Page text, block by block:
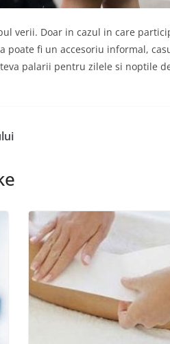
verii. Doar in cazul in care
poate fi un accesoriu informal,
palarii pentru zilele si noptile